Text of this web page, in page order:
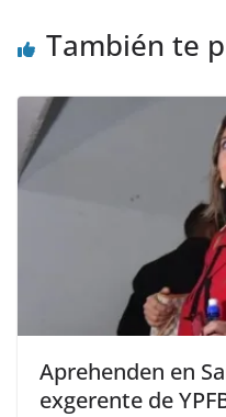
También te
Aprehenden en
exgerente de